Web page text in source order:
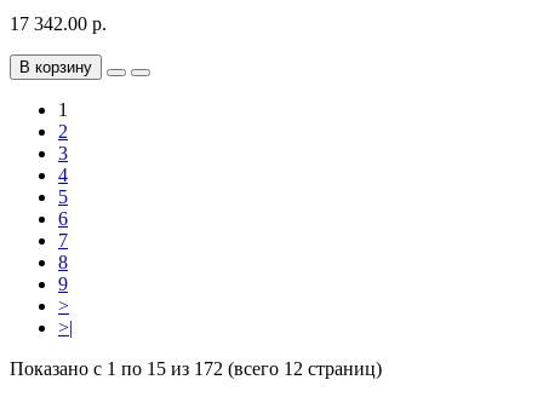
17 342.00 р.
В корзину
1
2
3
4
5
6
7
8
9
>
>|
Показано с 1 по 15 из 172 (всего 12 страниц)